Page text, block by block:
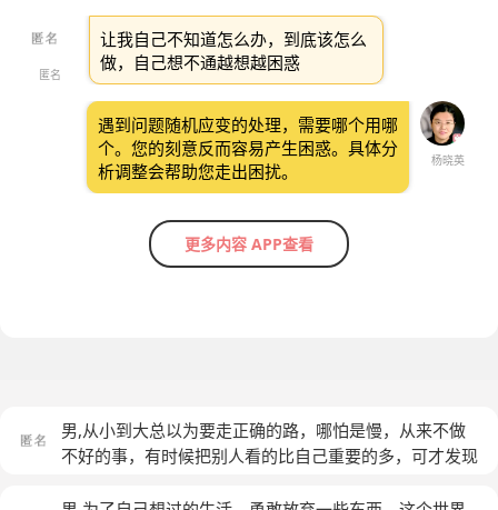
匿名
让我自己不知道怎么办，到底该怎么
做，自己想不通越想越困惑
杨晓英
遇到问题随机应变的处理，需要哪个用哪
个。您的刻意反而容易产生困惑。具体分
析调整会帮助您走出困扰。
更多内容 APP查看
男,从小到大总以为要走正确的路，哪怕是慢，从来不做
不好的事，有时候把别人看的比自己重要的多，可才发现